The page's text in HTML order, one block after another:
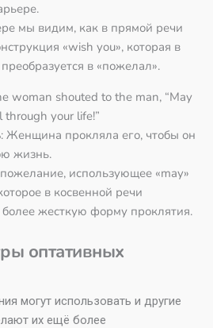
мы видим, как в прямой речи
«wish you», которая в
в «пожелал».
woman shouted to the man, “May
your life!”
: Женщина прокляла его, чтобы он
жизнь.
использующее «may»
в косвенной речи
жесткую форму проклятия.
оптативных
могут использовать и другие
их ещё более